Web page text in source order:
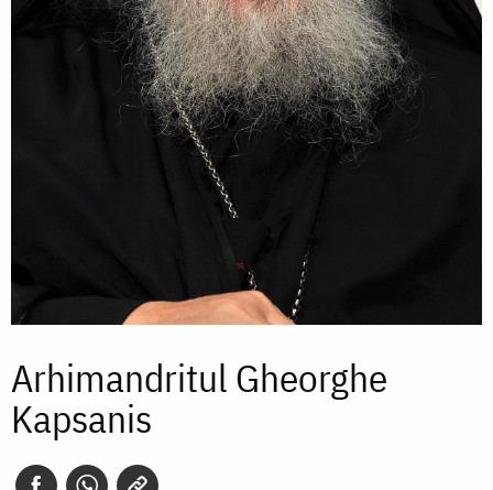
Arhimandritul Gheorghe
Kapsanis